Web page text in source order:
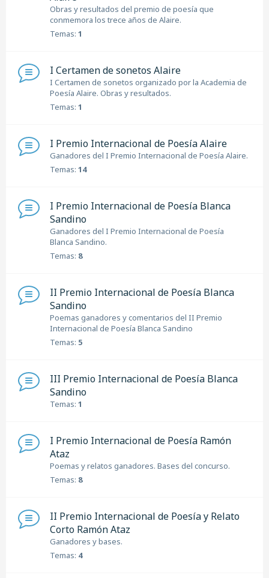
Obras y resultados del premio de poesía que
conmemora los trece años de Alaire.
Temas: 1
I Certamen de sonetos Alaire
I Certamen de sonetos organizado por la Academia de
Poesía Alaire. Obras y resultados.
Temas: 1
I Premio Internacional de Poesía Alaire
Ganadores del I Premio Internacional de Poesía Alaire.
Temas: 14
I Premio Internacional de Poesía Blanca
Sandino
Ganadores del I Premio Internacional de Poesía
Blanca Sandino.
Temas: 8
II Premio Internacional de Poesía Blanca
Sandino
Poemas ganadores y comentarios del II Premio
Internacional de Poesía Blanca Sandino
Temas: 5
III Premio Internacional de Poesía Blanca
Sandino
Temas: 1
I Premio Internacional de Poesía Ramón
Ataz
Poemas y relatos ganadores. Bases del concurso.
Temas: 8
II Premio Internacional de Poesía y Relato
Corto Ramón Ataz
Ganadores y bases.
Temas: 4